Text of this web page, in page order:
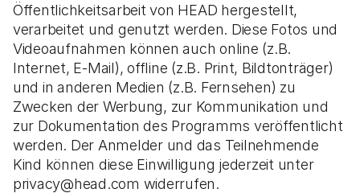
Öffentlichkeitsarbeit von HEAD hergestellt,
verarbeitet und genutzt werden. Diese Fotos und
Videoaufnahmen können auch online (z.B.
Internet, E-Mail), offline (z.B. Print, Bildtonträger)
und in anderen Medien (z.B. Fernsehen) zu
Zwecken der Werbung, zur Kommunikation und
zur Dokumentation des Programms veröffentlicht
werden. Der Anmelder und das Teilnehmende
Kind können diese Einwilligung jederzeit unter
privacy@head.com widerrufen.